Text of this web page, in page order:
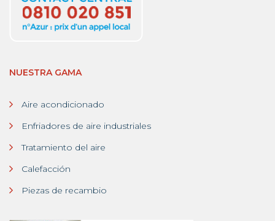
NUESTRA GAMA
Aire acondicionado
Enfriadores de aire industriales
Tratamiento del aire
Calefacción
Piezas de recambio